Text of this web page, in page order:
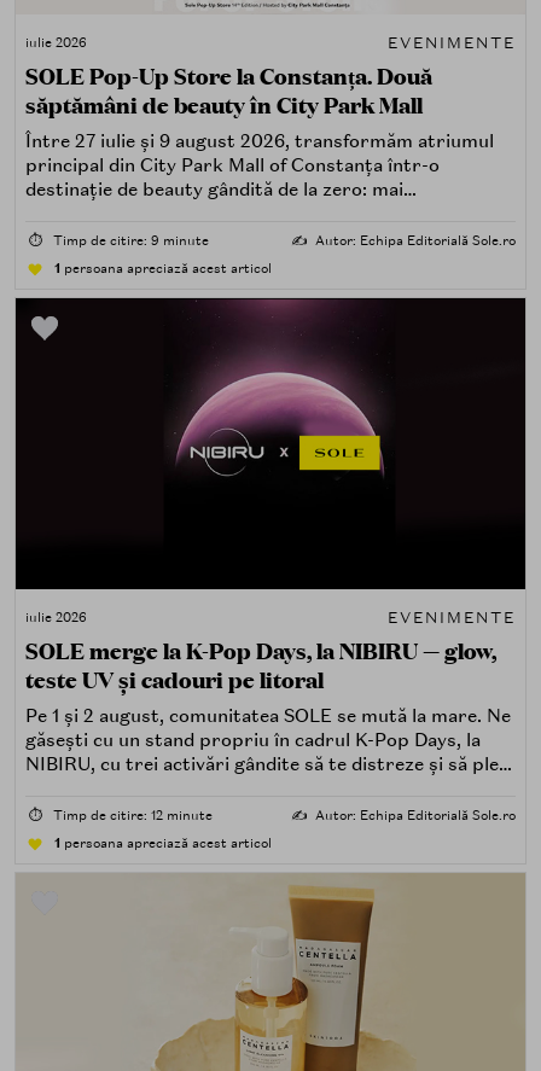
iulie 2026 EVENIMENTE
SOLE Pop-Up Store la Constanța. Două
săptămâni de beauty în City Park Mall
Între 27 iulie și 9 august 2026, transformăm atriumul
principal din City Park Mall of Constanța într-o
destinație de beauty gândită de la zero: mai
care îți place, de fapt, să descoperi produse — testând,
atingând, comparând, întrebând.
⏱️ Timp de citire: 9 minute ✍️ Autor: Echipa Editorială Sole.ro
1 persoana apreciază acest articol
iulie 2026 EVENIMENTE
SOLE merge la K-Pop Days, la NIBIRU — glow,
teste UV și cadouri pe litoral
Pe 1 și 2 august, comunitatea SOLE se mută la mare. Ne
găsești cu un stand propriu în cadrul K-Pop Days, la
NIBIRU, cu trei activări gândite să te distreze și să pleci
⏱️ Timp de citire: 12 minute ✍️ Autor: Echipa Editorială Sole.ro
1 persoana apreciază acest articol